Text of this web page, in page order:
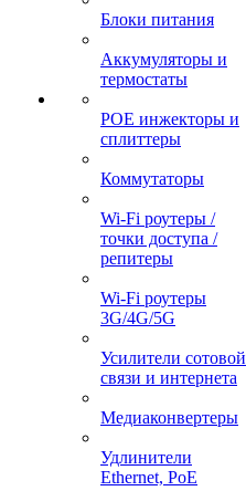
Блоки питания
Аккумуляторы и
термостаты
POE инжекторы и
сплиттеры
Коммутаторы
Wi-Fi роутеры /
точки доступа /
репитеры
Wi-Fi роутеры
3G/4G/5G
Усилители сотовой
связи и интернета
Медиаконвертеры
Удлинители
Ethernet, PoE